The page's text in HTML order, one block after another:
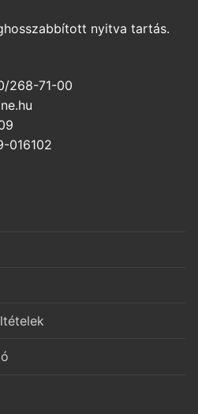
nyitva tartás.
268-71-00
016102